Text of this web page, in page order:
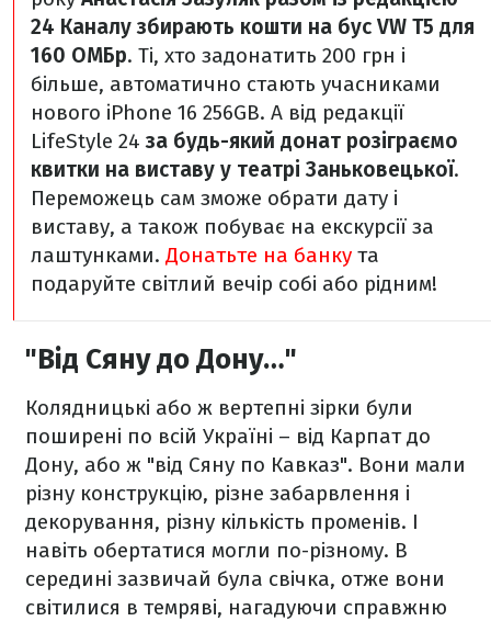
24 Каналу збирають кошти на бус VW T5 для
160 ОМБр. Ті, хто задонатить 200 грн і
більше, автоматично стають учасниками
нового iPhone 16 256GB. А від редакції
LifeStyle 24за будь-який донат розіграємо
квитки на виставу у театрі Заньковецької.
Переможець сам зможе обрати дату і
виставу, а також побуває на екскурсії за
лаштунками. Донатьте на банку та
подаруйте світлий вечір собі або рідним!
"Від Сяну до Дону…"
Колядницькі або ж вертепні зірки були
поширені по всій Україні – від Карпат до
Дону, або ж "від Сяну по Кавказ". Вони мали
різну конструкцію, різне забарвлення і
декорування, різну кількість променів. І
навіть обертатися могли по-різному. В
середині зазвичай була свічка, отже вони
світилися в темряві, нагадуючи справжню